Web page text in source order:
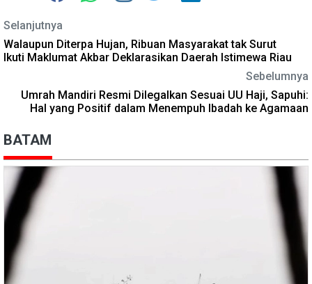
Selanjutnya
Walaupun Diterpa Hujan, Ribuan Masyarakat tak Surut
Ikuti Maklumat Akbar Deklarasikan Daerah Istimewa Riau
Sebelumnya
Umrah Mandiri Resmi Dilegalkan Sesuai UU Haji, Sapuhi:
Hal yang Positif dalam Menempuh Ibadah ke Agamaan
BATAM